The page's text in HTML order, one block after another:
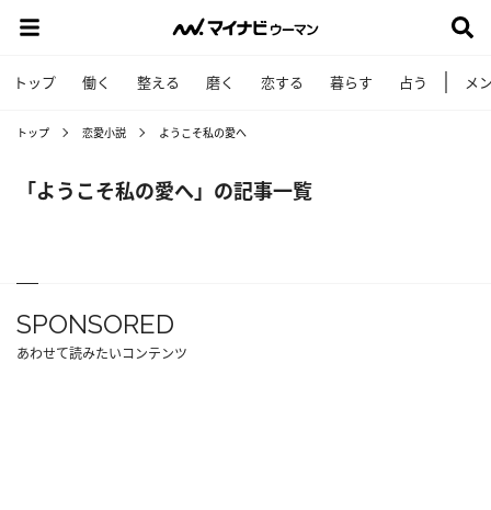
トップ 働く 整える 磨く 恋する 暮らす 占う メ
トップ 恋愛小説 ようこそ私の愛へ
「ようこそ私の愛へ」の記事一覧
SPONSORED
あわせて読みたいコンテンツ